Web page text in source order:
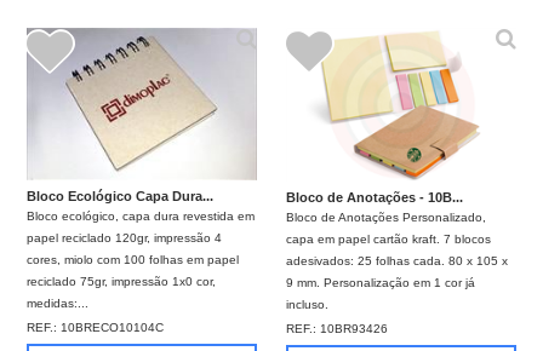
Bloco Ecológico Capa Dura...
Bloco ecológico, capa dura revestida em
papel reciclado 120gr, impressão 4
cores, miolo com 100 folhas em papel
reciclado 75gr, impressão 1x0 cor,
medidas:...
REF.:10BRECO10104C
Bloco de Anotações - 10B...
Bloco de Anotações Personalizado,
capa em papel cartão kraft. 7 blocos
adesivados: 25 folhas cada. 80 x 105 x
9 mm. Personalização em 1 cor já
incluso.
REF.: 10BR93426